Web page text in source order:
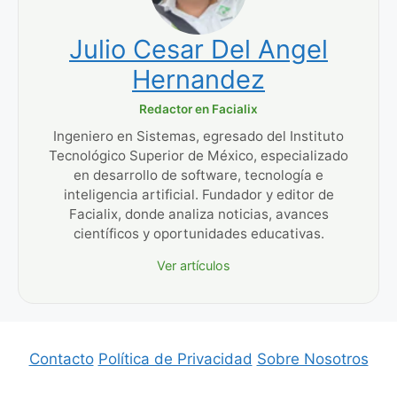
Julio Cesar Del Angel
Hernandez
Redactor en Facialix
Ingeniero en Sistemas, egresado del Instituto
Tecnológico Superior de México, especializado
en desarrollo de software, tecnología e
inteligencia artificial. Fundador y editor de
Facialix, donde analiza noticias, avances
científicos y oportunidades educativas.
Ver artículos
Contacto Política de Privacidad Sobre Nosotros